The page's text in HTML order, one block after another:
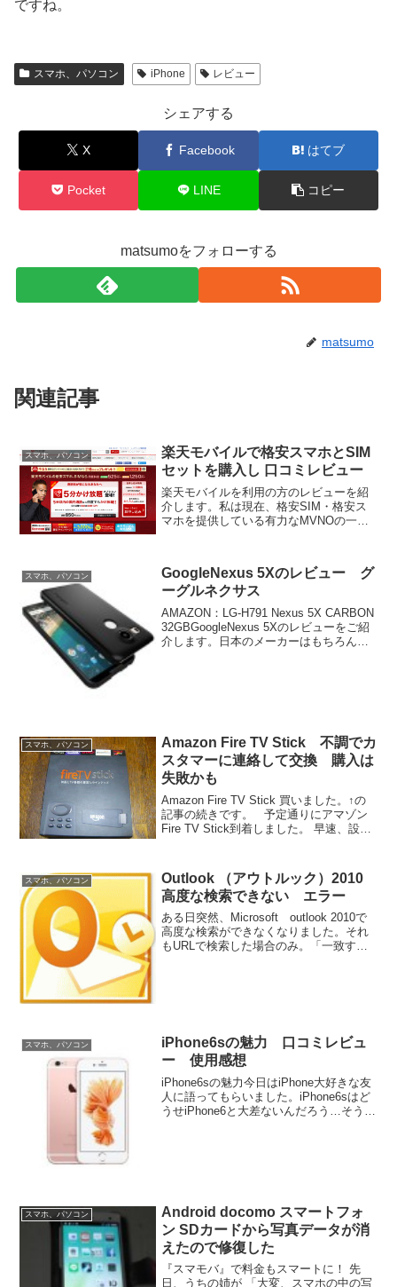
ですね。
スマホ、パソコン iPhone レビュー
シェアする
X Facebook はてブ
Pocket LINE コピー
matsumoをフォローする
matsumo
関連記事
スマホ、パソコン
楽天モバイルで格安スマホとSIM
セットを購入し 口コミレビュー
楽天モバイルを利用の方のレビューを紹
介します。私は現在、格安SIM・格安ス
マホを提供している有力なMVNOの一社
イルに乗り換えをする前はソフトバンク
と契約をしてスマート...
スマホ、パソコン
GoogleNexus 5Xのレビュー グ
ーグルネクサス
AMAZON：LG-H791 Nexus 5X CARBON
32GBGoogleNexus 5Xのレビューをご紹
介します。日本のメーカーはもちろんの
スマホ、パソコン
Amazon Fire TV Stick 不調でカ
スタマーに連絡して交換 購入は
失敗かも
Amazon Fire TV Stick 買いました。↑の
記事の続きです。 予定通りにアマゾン
Fire TV Stick到着しました。 早速、設定
ていたのと、ケー...
スマホ、パソコン
Outlook （アウトルック）2010
高度な検索できない エラー
ある日突然、Microsoft outlook 2010で
高度な検索ができなくなりました。それ
もURLで検索した場合のみ。「一致する
スマホ、パソコン
iPhone6sの魅力 口コミレビュ
ー 使用感想
iPhone6sの魅力今日はiPhone大好きな友
人に語ってもらいました。iPhone6sはど
うせiPhone6と大差ないんだろう…そう考
スマホ、パソコン
Android docomo スマートフォ
ン SDカードから写真データが消
えたので修復した
『スマモバ』で料金もスマートに！ 先
日、うちの姉が 「大変、スマホの中の写